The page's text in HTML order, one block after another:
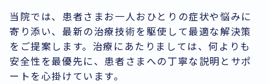
当院では、患者さまお一人おひとりの症状や悩みに
寄り添い、最新の治療技術を駆使して最適な解決策
をご提案します。治療にあたりましては、何よりも
安全性を最優先に、患者さまへの丁寧な説明とサポ
ートを心掛けています。